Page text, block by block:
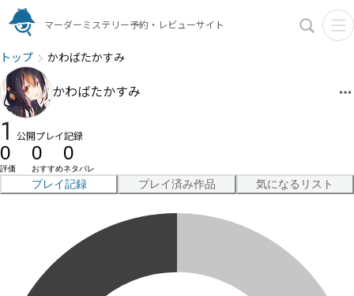
マーダーミステリー予約・レビューサイト
トップ かわばたかすみ
かわばたかすみ
1 公開プレイ記録
0
評価
0
おすすめ
0
ネタバレ
プレイ記録 プレイ済み作品 気になるリスト